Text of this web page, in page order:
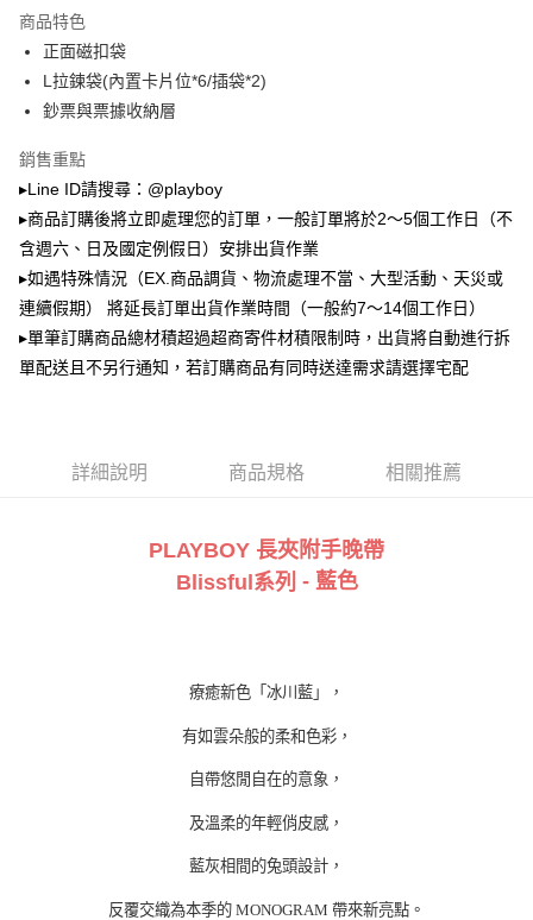
消。如遇「轉專審核」未通過狀況，表示未達大哥付你分期系統評分，恕無
法說明評估內容。
【繳款方式說明】
1.分期款項不併入電信帳單，「大哥付你分期」於每月結算日後寄送繳費提
2.透過簡訊連結打開帳單後，可選擇「超商條碼／台灣大直營門市／銀行轉
【注意事項】
1.本服務係由「台灣大哥大股份有限公司」（以下簡稱本公司）所提供，讓
用戶於交易時，得透過本服務購買商品或服務，並由商店將買賣／分期付款
買賣價金債權讓與本公司後，依約使用本公司帳單繳交帳款。
2.基於同意付款使用「大哥付你分期」之契約關係目的，商店將以您的個人
資料（包含姓名、電話或地址）提供予台灣大哥大進項蒐集、處理及利用，
由本公司與您本人進行分期帳單所需資料之確認、核對及更正。
3.完整用戶服務條款，請詳閱以下連結：https://oppay.tw/userRule
付款後全家取貨
每筆NT$100，滿NT$700(含以上)免運費
每筆NT$100，滿NT$900(含以上)免運費
付款後萊爾富取貨
7-11取貨付款
每筆NT$100，滿NT$900(含以上)免運費
付款後7-11取貨
每筆NT$100，滿NT$700(含以上)免運費
商品特色
正面磁扣袋
L拉鍊袋(內置卡片位*6/插袋*2)
鈔票與票據收納層
銷售重點
▸Line ID請搜尋：@playboy
▸商品訂購後將立即處理您的訂單，一般訂單將於2～5個工作日（不
含週六、日及國定例假日）安排出貨作業
▸如遇特殊情況（EX.商品調貨、物流處理不當、大型活動、天災或
連續假期） 將延長訂單出貨作業時間（一般約7～14個工作日）
▸單筆訂購商品總材積超過超商寄件材積限制時，出貨將自動進行拆
單配送且不另行通知，若訂購商品有同時送達需求請選擇宅配
詳細說明 商品規格 相關推薦
PLAYBOY 長夾附手晚帶
Blissful系列 - 藍色
療癒新色「冰川藍」，
有如雲朵般的柔和色彩，
自帶悠閒自在的意象，
及溫柔的年輕俏皮感，
藍灰相間的兔頭設計，
反覆交織為本季的 MONOGRAM 帶來新亮點。